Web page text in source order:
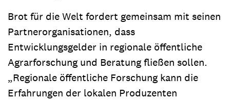
Brot für die Welt fordert gemeinsam mit seinen
Partnerorganisationen, dass
Entwicklungsgelder in regionale öffentliche
Agrarforschung und Beratung fließen sollen.
„Regionale öffentliche Forschung kann die
Erfahrungen der lokalen Produzenten